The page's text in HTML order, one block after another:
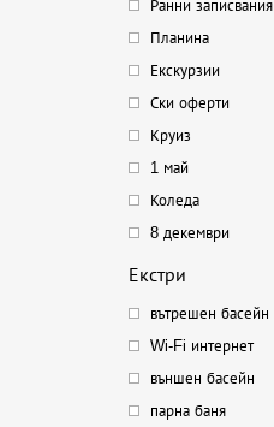
Ранни записвания
Планина
Екскурзии
Ски оферти
Круиз
1 май
Коледа
8 декември
Екстри
вътрешен басейн
Wi-Fi интернет
външен басейн
парна баня